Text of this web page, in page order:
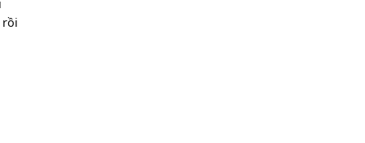
100 | Beat: 4/4